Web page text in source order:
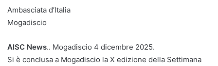
Ambasciata d’Italia
Mogadiscio
AISC News.. Mogadiscio 4 dicembre 2025.
Si è conclusa a Mogadiscio la X edizione della Settimana